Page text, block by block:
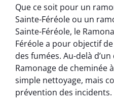
Que ce soit pour un
Sainte-Féréole ou un
Sainte-Féréole, le
Féréole a pour objectif
des fumées. Au-delà
Ramonage de cheminée
simple nettoyage, mais
prévention des incidents.